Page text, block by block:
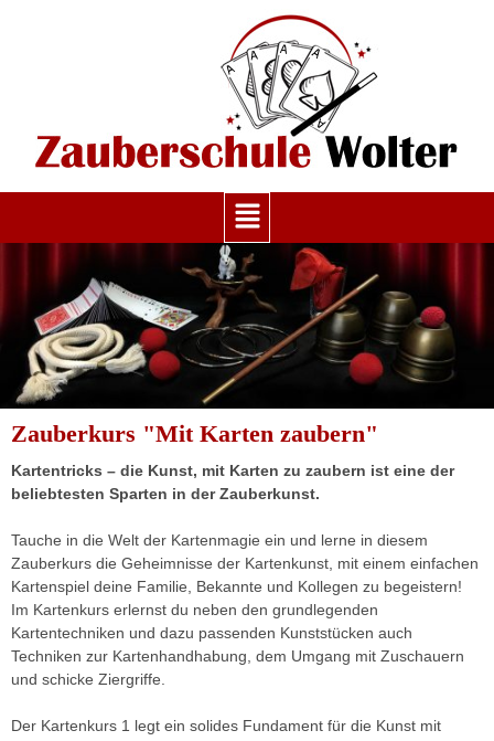
Zauberkurs "Mit Karten zaubern"
Kartentricks – die Kunst, mit Karten zu zaubern ist eine der
beliebtesten Sparten in der Zauberkunst.
Tauche in die Welt der Kartenmagie ein und lerne in diesem
Zauberkurs die Geheimnisse der Kartenkunst, mit einem einfachen
Kartenspiel deine Familie, Bekannte und Kollegen zu begeistern!
Im Kartenkurs erlernst du neben den grundlegenden
Kartentechniken und dazu passenden Kunststücken auch
Techniken zur Kartenhandhabung, dem Umgang mit Zuschauern
und schicke Ziergriffe.
Der Kartenkurs 1 legt ein solides Fundament für die Kunst mit